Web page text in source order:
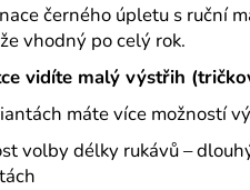
černého úpletu s ruční
vhodný po celý rok.
vidíte malý výstřih
máte více možností
volby délky rukávů –
CAPRI KOMBI S
591 Kč